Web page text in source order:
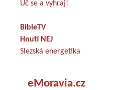
Uč se a vyhraj!
BibleTV
Hnutí NEJ
Slezská energetika
eMoravia.cz